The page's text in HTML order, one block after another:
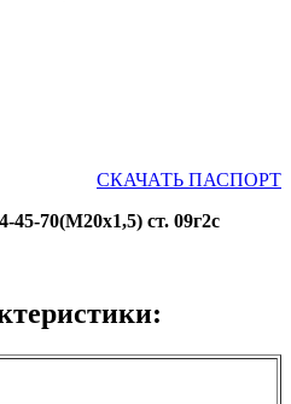
СКАЧАТЬ ПАСПОРТ
45-70(М20х1,5) ст. 09г2с